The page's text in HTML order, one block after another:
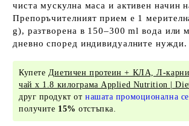
чиста мускулна маса и активен начин
Препоръчителният прием е 1
g), разтворена в 150–300 ml вода или
дневно според индивидуалните нужди.
Купете Диетичен протеин + КЛА, Л-
чай х 1.8 килограма Applied Nutrition |
друг продукт от нашата промоционална
получите 15% отстъпка.